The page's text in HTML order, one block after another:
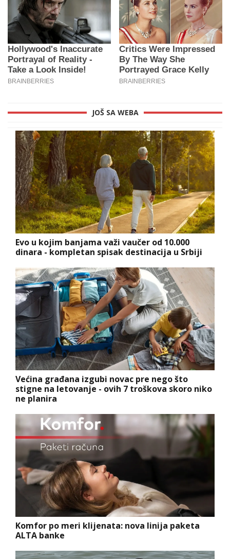
JOŠ SA WEBA
Evo u kojim banjama važi vaučer od 10.000
dinara - kompletan spisak destinacija u Srbiji
Većina građana izgubi novac pre nego što
stigne na letovanje - ovih 7 troškova skoro niko
ne planira
Komfor po meri klijenata: nova linija paketa
ALTA banke